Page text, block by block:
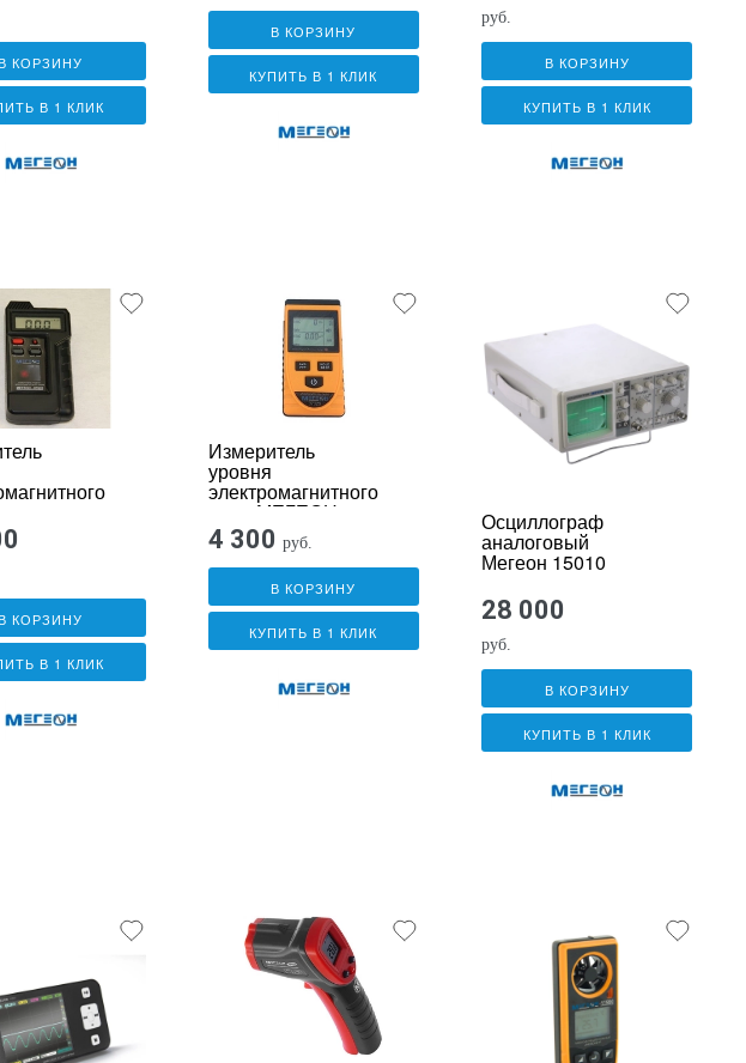
В КОРЗИНУ
В 1 КЛИК
В КОРЗИНУ
КУПИТЬ В 1 КЛИК
руб.
В КОРЗИНУ
КУПИТЬ В 1 КЛИК
В КОРЗИНУ
В 1 КЛИК
Измеритель
уровня
электромагнитного
поля МЕГЕОН
07020
4 300 руб.
В КОРЗИНУ
КУПИТЬ В 1 КЛИК
Осциллограф
аналоговый
Мегеон 15010
28 000
руб.
В КОРЗИНУ
КУПИТЬ В 1 КЛИК